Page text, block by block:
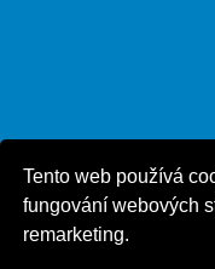
Tento web používá
fungování webových
remarketing.